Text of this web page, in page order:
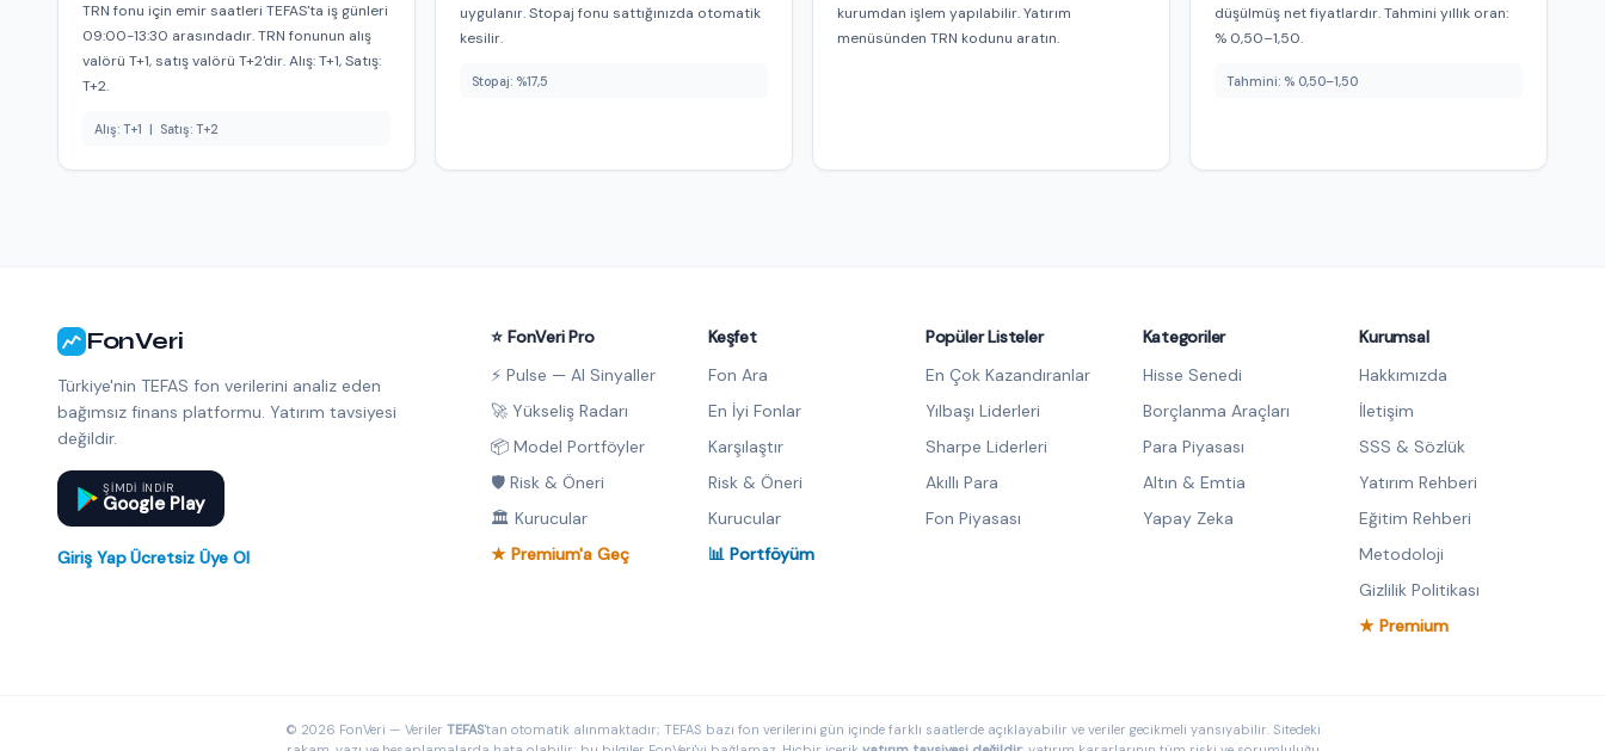
TRN fonu için emir saatleri TEFAS'ta iş günleri
09:00-13:30 arasındadır. TRN fonunun alış
valörü T+1, satış valörü T+2'dir. Alış: T+1, Satış:
T+2.
Alış: T+1 | Satış: T+2
uygulanır. Stopaj fonu sattığınızda otomatik
kesilir.
Stopaj: %17,5
kurumdan işlem yapılabilir. Yatırım
menüsünden TRN kodunu aratın.
düşülmüş net fiyatlardır. Tahmini yıllık oran:
% 0,50–1,50.
Tahmini: % 0,50–1,50
FonVeri
Türkiye'nin TEFAS fon verilerini analiz eden
bağımsız finans platformu. Yatırım tavsiyesi
değildir.
ŞIMDI INDIR
Google Play
Giriş Yap·Ücretsiz Üye Ol
⭐ FonVeri Pro
⚡ Pulse — AI Sinyaller
🚀 Yükseliş Radarı
📦 Model Portföyler
🛡️ Risk & Öneri
🏛️ Kurucular
★ Premium'a Geç
Keşfet
Fon Ara
En İyi Fonlar
Karşılaştır
Risk & Öneri
Kurucular
📊 Portföyüm
Popüler Listeler
En Çok Kazandıranlar
Yılbaşı Liderleri
Sharpe Liderleri
Akıllı Para
Fon Piyasası
Kategoriler
Hisse Senedi
Borçlanma Araçları
Para Piyasası
Altın & Emtia
Yapay Zeka
Kurumsal
Hakkımızda
İletişim
SSS & Sözlük
Yatırım Rehberi
Eğitim Rehberi
Metodoloji
Gizlilik Politikası
★ Premium
© 2026 FonVeri — Veriler TEFAS'tan otomatik alınmaktadır; TEFAS bazı fon verilerini gün içinde farklı saatlerde açıklayabilir ve veriler gecikmeli yansıyabilir. Sitedeki